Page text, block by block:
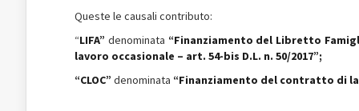
Queste le causali contributo:
“LIFA” denominata “Finanziamento del Libretto
lavoro occasionale – art. 54-bis D.L. n. 50/2017”;
“CLOC” denominata “Finanziamento del contratto di